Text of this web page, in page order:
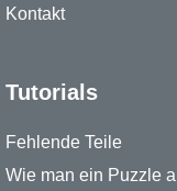
Kontakt
Tutorials
Fehlende Teile
Wie man ein Puzzle